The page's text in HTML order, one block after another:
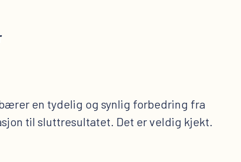
en tydelig og synlig forbedring fra
til sluttresultatet. Det er veldig kjekt.